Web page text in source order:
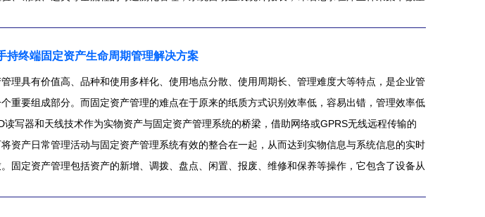
解决了原来易丢失，易污染，难查找的问题，血样采集卡位置等相关的数据全部存储在数据库
速，效率高，同时可联网实现异地数据共享。
持终端固定资产生命周期管理解决方案
理具有价值高、品种和使用多样化、使用地点分散、使用周期长、管理难度大等特点，是企业管
重要组成部分。而固定资产管理的难点在于原来的纸质方式识别效率低，容易出错，管理效率低
读写器和天线技术作为实物资产与固定资产管理系统的桥梁，借助网络或GPRS无线远程传输的
资产日常管理活动与固定资产管理系统有效的整合在一起，从而达到实物信息与系统信息的实时
固定资产管理包括资产的新增、调拨、盘点、闲置、报废、维修和保养等操作，它包含了设备从